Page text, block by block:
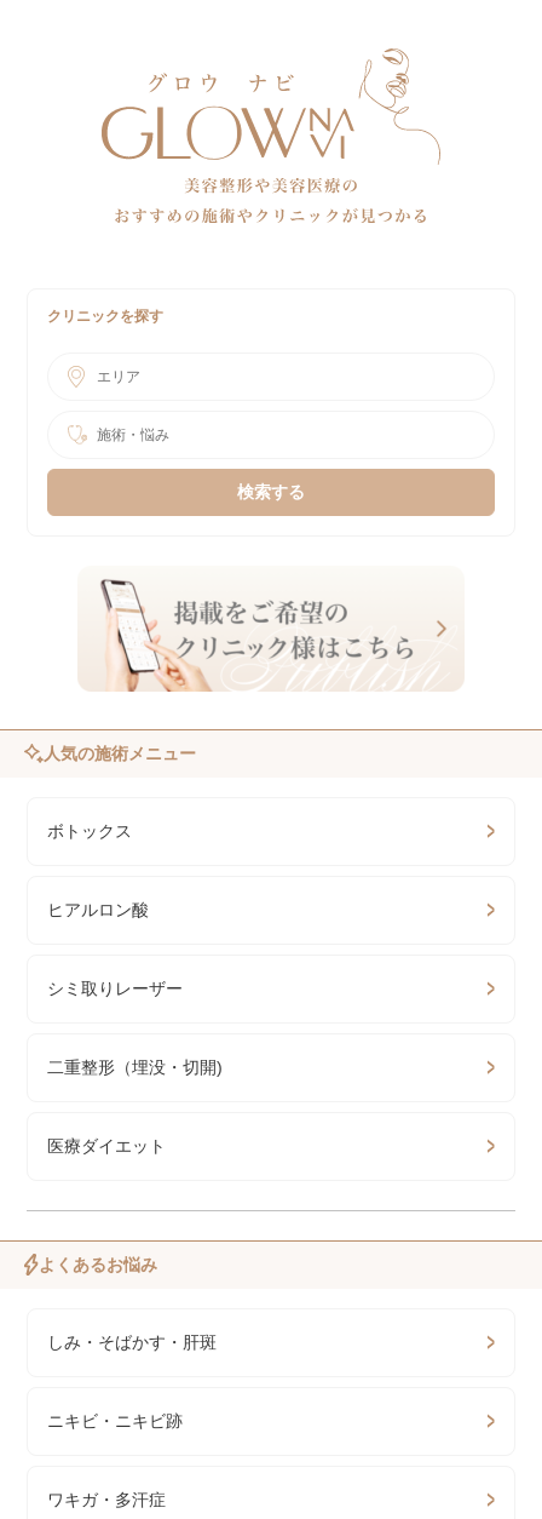
クリニックを探す
エリア
施術・悩み
検索する
人気の施術メニュー
ボトックス
ヒアルロン酸
シミ取りレーザー
二重整形（埋没・切開)
医療ダイエット
よくあるお悩み
しみ・そばかす・肝斑
ニキビ・ニキビ跡
ワキガ・多汗症